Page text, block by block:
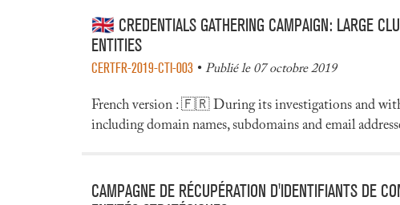
🇬🇧 CREDENTIALS GATHERING CAMPAIGN: LARGE
ENTITIES
CERTFR-2019-CTI-003 Publié le 07 octobre 2019
French version : 🇫🇷 During its investigations and
including domain names, subdomains and email
CAMPAGNE DE RÉCUPÉRATION D'IDENTIFIANTS DE